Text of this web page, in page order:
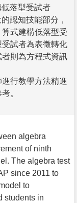
落型受試者
認知技能部分，
式建構低落型受
試者為表徵轉化
則為方程式資訊
行教學方法精進
。
algebra
of ninth
The algebra test
since 2011 to
to
students in